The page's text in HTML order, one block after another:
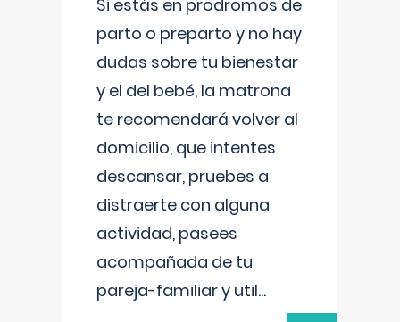
Si estás en prodromos de
parto o preparto y no hay
dudas sobre tu bienestar
y el del bebé, la matrona
te recomendará volver al
domicilio, que intentes
descansar, pruebes a
distraerte con alguna
actividad, pasees
acompañada de tu
pareja-familiar y util...